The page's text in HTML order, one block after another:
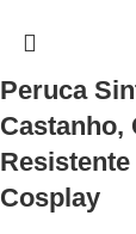
Peruca
Castanho,
Cosplay